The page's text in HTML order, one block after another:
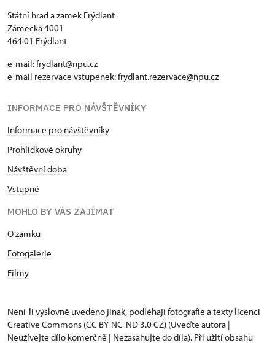
Státní hrad a zámek Frýdlant
Zámecká 4001
464 01 Frýdlant
e-mail:frydlant@npu.cz
e-mail rezervace vstupenek:frydlant.rezervace@npu.cz
INFORMACE PRO NÁVŠTĚVNÍKY
Informace pro návštěvníky
Prohlídkové okruhy
Návštěvní doba
Vstupné
MOHLO BY VÁS ZAJÍMAT
O zámku
Fotogalerie
Filmy
Není-li výslovně uvedeno jinak, podléhají fotografie a texty licenci
Creative Commons (CC BY-NC-ND 3.0 CZ) (Uveďte autora |
Neužívejte dílo komerčně | Nezasahujte do díla). Při užití obsahu